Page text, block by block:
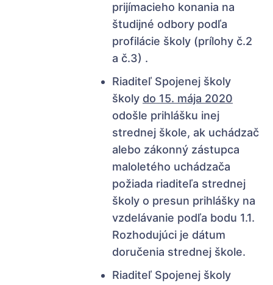
prijímacieho konania na
študijné odbory podľa
profilácie školy (prílohy č.2
a č.3) .
Riaditeľ Spojenej školy
školy do 15. mája 2020
odošle prihlášku inej
strednej škole, ak uchádzač
alebo zákonný zástupca
maloletého uchádzača
požiada riaditeľa strednej
školy o presun prihlášky na
vzdelávanie podľa bodu 1.1.
Rozhodujúci je dátum
doručenia strednej škole.
Riaditeľ Spojenej školy